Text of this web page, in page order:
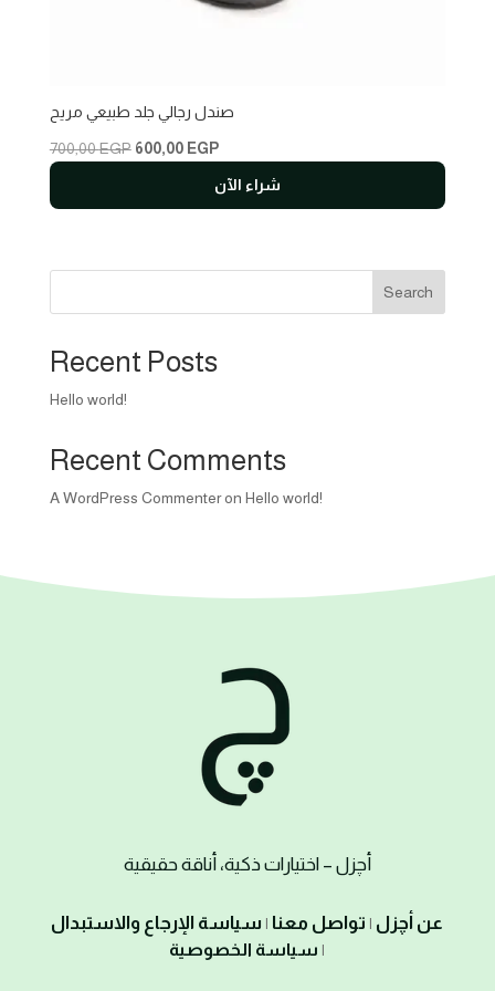
صندل رجالي جلد طبيعي مريح
700,00EGP Original
600,00 EGPCurrent
is:
شراء الآن
Search
Recent Posts
Hello world!
Recent Comments
A WordPress Commenteron Hello world!
أچزل – اختيارات ذكية، أناقة حقيقية
عن أچزل | تواصل معنا | سياسة الإرجاع والاستبدال
| سياسة الخصوصية